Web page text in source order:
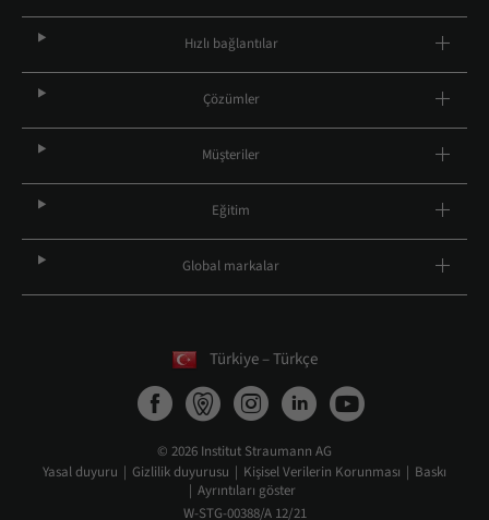
Hızlı bağlantılar
Çözümler
Müşteriler
Eğitim
Global markalar
Türkiye – Türkçe
© 2026 Institut Straumann AG
Yasal duyuru
Gizlilik duyurusu Kişisel Verilerin Korunması
Baskı
Ayrıntıları göster
W-STG-00388/A 12/21